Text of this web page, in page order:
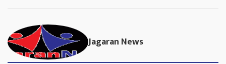
Jagaran News